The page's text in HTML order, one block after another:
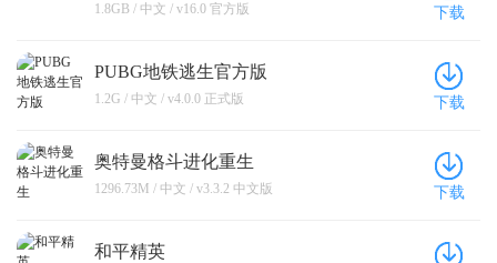
1.8GB / 中文 / v16.0 官方版 下载
PUBG地铁逃生官方版
1.2G / 中文 / v4.0.0 正式版 下载
奥特曼格斗进化重生
1296.73M / 中文 / v3.3.2 中文版 下载
和平精英